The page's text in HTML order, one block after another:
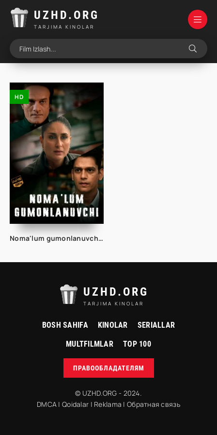
UZHD.ORG
TARJIMA KINOLAR
HD
Noma'lum gumonlanuvchi Hind kino 2023 Uzbek tilida Jangari xind kino Tarjima HD skachat
UZHD.ORG
TARJIMA KINOLAR
BOSH SAHIFA KINOLAR SERIALLAR
MULTFILMLAR TOP 100
ПРАВООБЛАДАТЕЛЯМ
© UZHD.ORG - 2024.
DMCA |Qoidalar | Reklama | Обратная связь